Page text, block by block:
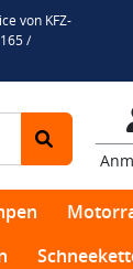
von KFZ-
/